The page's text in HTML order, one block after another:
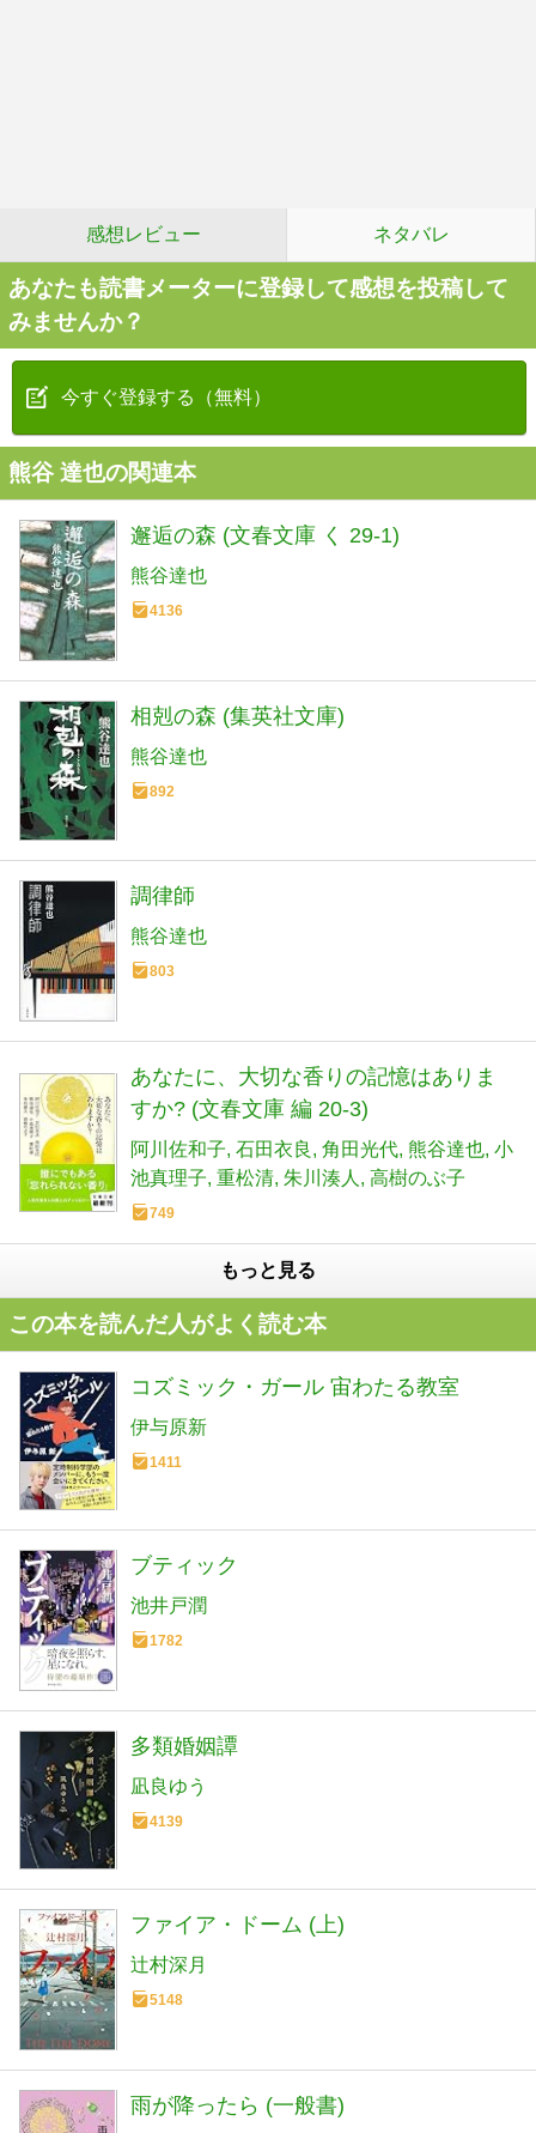
感想レビュー ネタバレ
あなたも読書メーターに登録して感想を投稿して
みませんか？
今すぐ登録する（無料）
熊谷 達也の関連本
邂逅の森 (文春文庫 く 29-1)
熊谷達也
4136
相剋の森 (集英社文庫)
熊谷達也
892
調律師
熊谷達也
803
あなたに、大切な香りの記憶はありま
すか? (文春文庫 編 20-3)
阿川佐和子 石田衣良 角田光代 熊谷達也 小
池真理子 重松清 朱川湊人 高樹のぶ子
749
もっと見る
この本を読んだ人がよく読む本
コズミック・ガール 宙わたる教室
伊与原新
1411
ブティック
池井戸潤
1782
多類婚姻譚
凪良ゆう
4139
ファイア・ドーム (上)
辻村深月
5148
雨が降ったら (一般書)